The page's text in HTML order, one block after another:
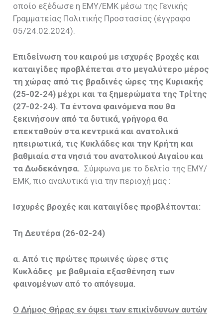
οποίο εξέδωσε η ΕΜΥ/ΕΜΚ μέσω της Γενικής
Γραμματείας Πολιτικής Προστασίας (έγγραφο
05/24.02.2024).
Επιδείνωση του καιρού με ισχυρές βροχές και
καταιγίδες προβλέπεται στο μεγαλύτερο μέρος
τη χώρας από τις βραδινές ώρες της Κυριακής
(25-02-24) μέχρι και τα ξημερώματα της Τρίτης
(27-02-24). Τα έντονα φαινόμενα που θα
ξεκινήσουν από τα δυτικά, γρήγορα θα
επεκταθούν στα κεντρικά και ανατολικά
ηπειρωτικά, τις Κυκλάδες και την Κρήτη και
βαθμιαία στα νησιά του ανατολικού Αιγαίου και
τα Δωδεκάνησα. Σύμφωνα με το δελτίο της ΕΜΥ/
ΕΜΚ, πιο αναλυτικά για την περιοχή μας :
Ισχυρές βροχές και καταιγίδες προβλέπονται:
Τη Δευτέρα (26-02-24)
α. Από τις πρώτες πρωινές ώρες στις
Κυκλάδες με βαθμιαία εξασθένηση των
φαινομένων από το απόγευμα.
Ο Δήμος Θήρας εν όψει των επικίνδυνων αυτών